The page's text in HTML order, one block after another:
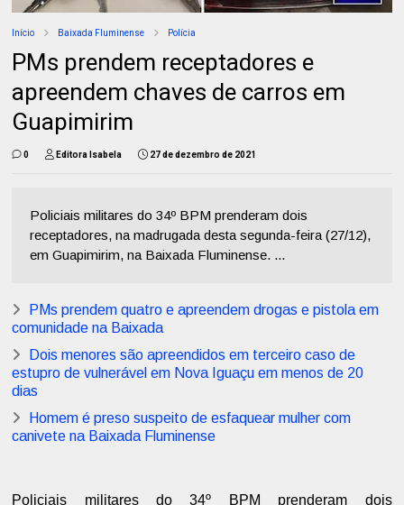
Início Baixada Fluminense Polícia
PMs prendem receptadores e
apreendem chaves de carros em
Guapimirim
0 Editora Isabela 27 de dezembro de 2021
Policiais militares do 34º BPM prenderam dois
receptadores, na madrugada desta segunda-feira (27/12),
em Guapimirim, na Baixada Fluminense. ...
PMs prendem quatro e apreendem drogas e pistola em
comunidade na Baixada
Dois menores são apreendidos em terceiro caso de
estupro de vulnerável em Nova Iguaçu em menos de 20
dias
Homem é preso suspeito de esfaquear mulher com
canivete na Baixada Fluminense
Policiais militares do 34º BPM prenderam dois